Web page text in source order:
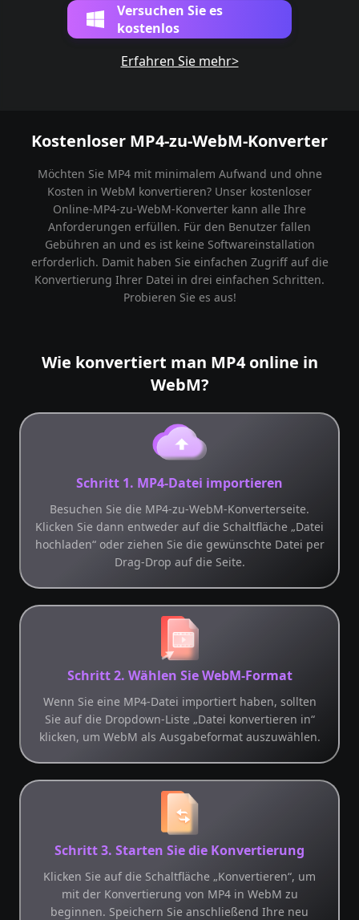
Versuchen Sie es
kostenlos
Erfahren Sie mehr>
Kostenloser MP4-zu-WebM-Konverter
Möchten Sie MP4 mit minimalem Aufwand und ohne
Kosten in WebM konvertieren? Unser kostenloser
Online-MP4-zu-WebM-Konverter kann alle Ihre
Anforderungen erfüllen. Für den Benutzer fallen
Gebühren an und es ist keine Softwareinstallation
erforderlich. Damit haben Sie einfachen Zugriff auf die
Konvertierung Ihrer Datei in drei einfachen Schritten.
Probieren Sie es aus!
Wie konvertiert man MP4 online in
WebM?
Schritt 1. MP4-Datei importieren
Besuchen Sie die MP4-zu-WebM-Konverterseite.
Klicken Sie dann entweder auf die Schaltfläche „Datei
hochladen“ oder ziehen Sie die gewünschte Datei per
Drag-Drop auf die Seite.
Schritt 2. Wählen Sie WebM-Format
Wenn Sie eine MP4-Datei importiert haben, sollten
Sie auf die Dropdown-Liste „Datei konvertieren in“
klicken, um WebM als Ausgabeformat auszuwählen.
Schritt 3. Starten Sie die Konvertierung
Klicken Sie auf die Schaltfläche „Konvertieren“, um
mit der Konvertierung von MP4 in WebM zu
beginnen. Speichern Sie anschließend Ihre neu